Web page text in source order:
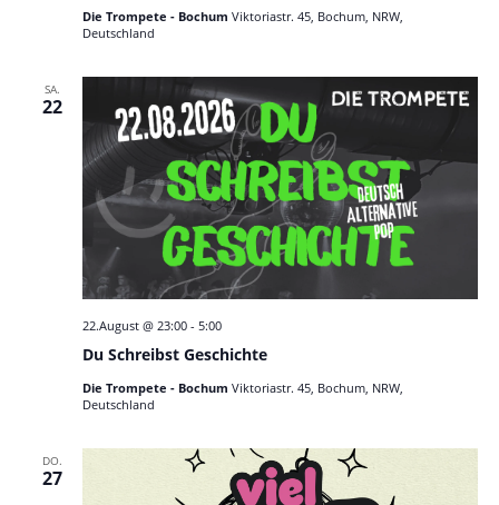
Die Trompete - Bochum Viktoriastr. 45, Bochum, NRW,
Deutschland
SA.
22
Du Schreibst Geschichte
22.August @ 23:00- 5:00
Die Trompete - Bochum Viktoriastr. 45, Bochum, NRW,
Deutschland
DO.
27